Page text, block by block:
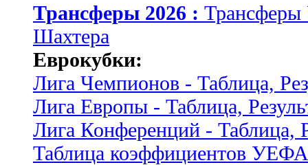
Трансферы 2026 :
Шахтера
Еврокубки:
Лига Чемпионов - Таблица,
Лига Европы - Таблица,
Лига Конференций - Таблица,
Таблица коэффициентов УЕФА